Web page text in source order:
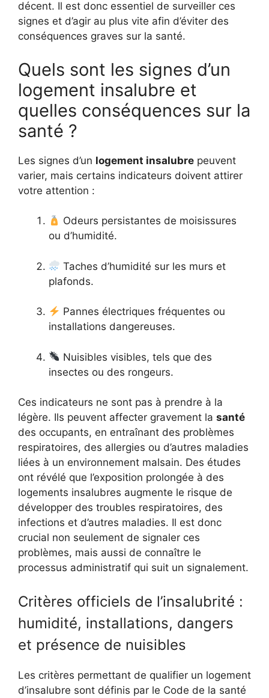
décent. Il est donc essentiel de surveiller ces
signes et d’agir au plus vite afin d’éviter des
conséquences graves sur la santé.
Quels sont les signes d’un
logement insalubre et
quelles conséquences sur la
santé ?
Les signes d’un logement insalubre peuvent
varier, mais certains indicateurs doivent attirer
votre attention :
Odeurs persistantes de moisissures
ou d’humidité.
Taches d’humidité sur les murs et
plafonds.
Pannes électriques fréquentes ou
installations dangereuses.
Nuisibles visibles, tels que des
insectes ou des rongeurs.
Ces indicateurs ne sont pas à prendre à la
légère. Ils peuvent affecter gravement la santé
des occupants, en entraînant des problèmes
respiratoires, des allergies ou d’autres maladies
liées à un environnement malsain. Des études
ont révélé que l’exposition prolongée à des
logements insalubres augmente le risque de
développer des troubles respiratoires, des
infections et d’autres maladies. Il est donc
crucial non seulement de signaler ces
problèmes, mais aussi de connaître le
processus administratif qui suit un signalement.
Critères officiels de l’insalubrité :
humidité, installations, dangers
et présence de nuisibles
Les critères permettant de qualifier un logement
d’insalubre sont définis par le Code de la santé